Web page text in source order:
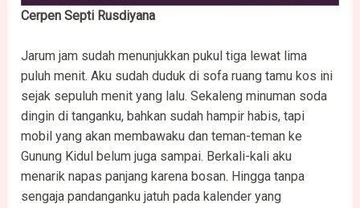
Cerpen Septi Rusdiyana
Jarum jam sudah menunjukkan pukul tiga lewat lima
puluh menit. Aku sudah duduk di sofa ruang tamu kos ini
sejak sepuluh menit yang lalu. Sekaleng minuman soda
dingin di tanganku, bahkan sudah hampir habis, tapi
mobil yang akan membawaku dan teman-teman ke
Gunung Kidul belum juga sampai. Berkali-kali aku
menarik napas panjang karena bosan. Hingga tanpa
sengaja pandanganku jatuh pada kalender yang